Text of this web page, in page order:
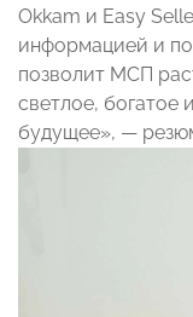
Okkam и Easy
информацией и
позволит МСП
светлое, богатое
будущее», —